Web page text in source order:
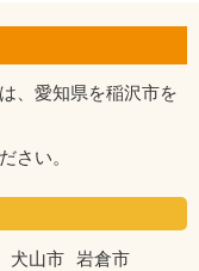
、愛知県を稲沢市を
さい。
犬山市 岩倉市